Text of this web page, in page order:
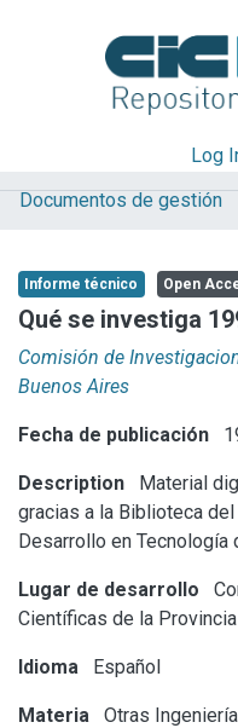
Log
Explorar
Aportar material
Statistics
Documentos de gestión
Informe técnico Open
Qué se investiga
Comisión de
Buenos Aires
Fecha de publicación
Description
Material
gracias a la Biblioteca
Desarrollo en Tecnología
Lugar de desarrollo
Científicas de la
Idioma Español
Materia Otras